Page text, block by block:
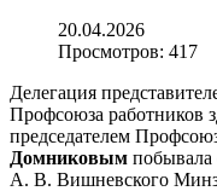
20.04.2026
Просмотров: 417
Делегация
Профсоюза работников
председателем
Домниковым
А. В. Вишневского